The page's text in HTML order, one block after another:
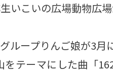
こいの広場動物広場
ループりんご娘が3月
テーマにした曲「